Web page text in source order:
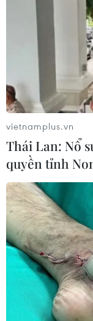
vietnamplus.vn
Thái Lan: Nổ
quyền tỉnh